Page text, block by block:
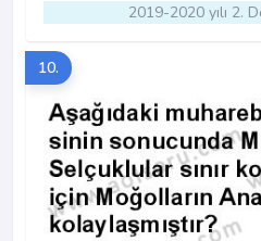
2019-2020 yılı 2.
10.